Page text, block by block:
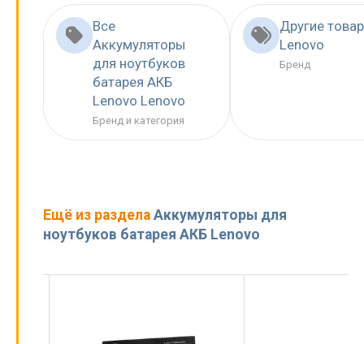
Все
Аккумуляторы
для ноутбуков
батарея АКБ
Lenovo Lenovo
Бренд и категория
Другие
Lenovo
Бренд
Ещё из раздела Аккумуляторы для
ноутбуков батарея АКБ Lenovo